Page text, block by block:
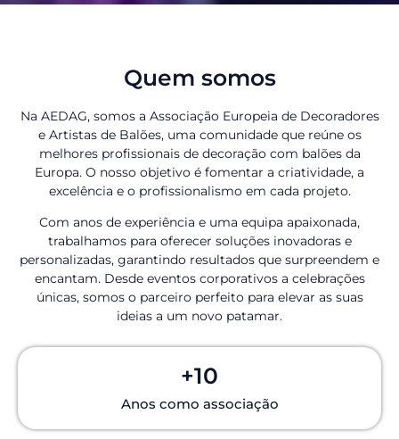
Quem somos
Na AEDAG, somos a Associação Europeia de Decoradores
e Artistas de Balões, uma comunidade que reúne os
melhores profissionais de decoração com balões da
Europa. O nosso objetivo é fomentar a criatividade, a
excelência e o profissionalismo em cada projeto.
Com anos de experiência e uma equipa apaixonada,
trabalhamos para oferecer soluções inovadoras e
personalizadas, garantindo resultados que surpreendem e
encantam. Desde eventos corporativos a celebrações
únicas, somos o parceiro perfeito para elevar as suas
ideias a um novo patamar.
Anos como associação
+10